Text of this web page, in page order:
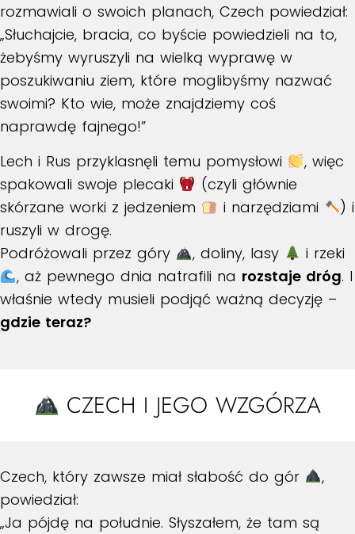
rozmawiali o swoich planach, Czech powiedział:
„Słuchajcie, bracia, co byście powiedzieli na to,
żebyśmy wyruszyli na wielką wyprawę w
poszukiwaniu ziem, które moglibyśmy nazwać
swoimi? Kto wie, może znajdziemy coś
naprawdę fajnego!”
Lech i Rus przyklasnęli temu pomysłowi
, więc
spakowali swoje plecaki
(czyli głównie
skórzane worki z jedzeniem
i narzędziami
) i
ruszyli w drogę.
Podróżowali przez góry
, doliny, lasy
i rzeki
, aż pewnego dnia natrafili na rozstaje dróg. I
właśnie wtedy musieli podjąć ważną decyzję –
gdzie teraz?
CZECH I JEGO WZGÓRZA
Czech, który zawsze miał słabość do gór
,
powiedział:
„Ja pójdę na południe. Słyszałem, że tam są